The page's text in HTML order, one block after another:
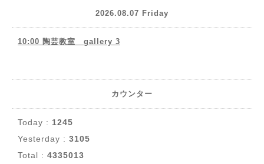
2026.08.07 Friday
10:00 陶芸教室 gallery 3
カウンター
Today : 1245
Yesterday : 3105
Total : 4335013